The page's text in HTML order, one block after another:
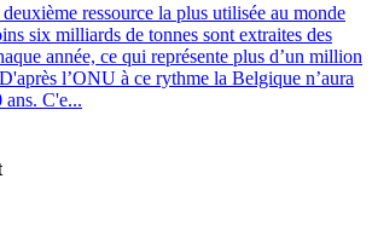
ressource la plus utilisée au monde
six milliards de tonnes sont extraites des
année, ce qui représente plus d’un million
l’ONU à ce rythme la Belgique n’aura
ans. C'e...